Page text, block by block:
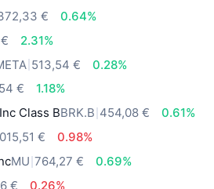
€
0.64%
2.31%
513,54 €
0.28%
€
1.18%
Class BBRK.B 454,08 €
0.61%
€
0.98%
MU 764,27 €
0.69%
€
0.26%